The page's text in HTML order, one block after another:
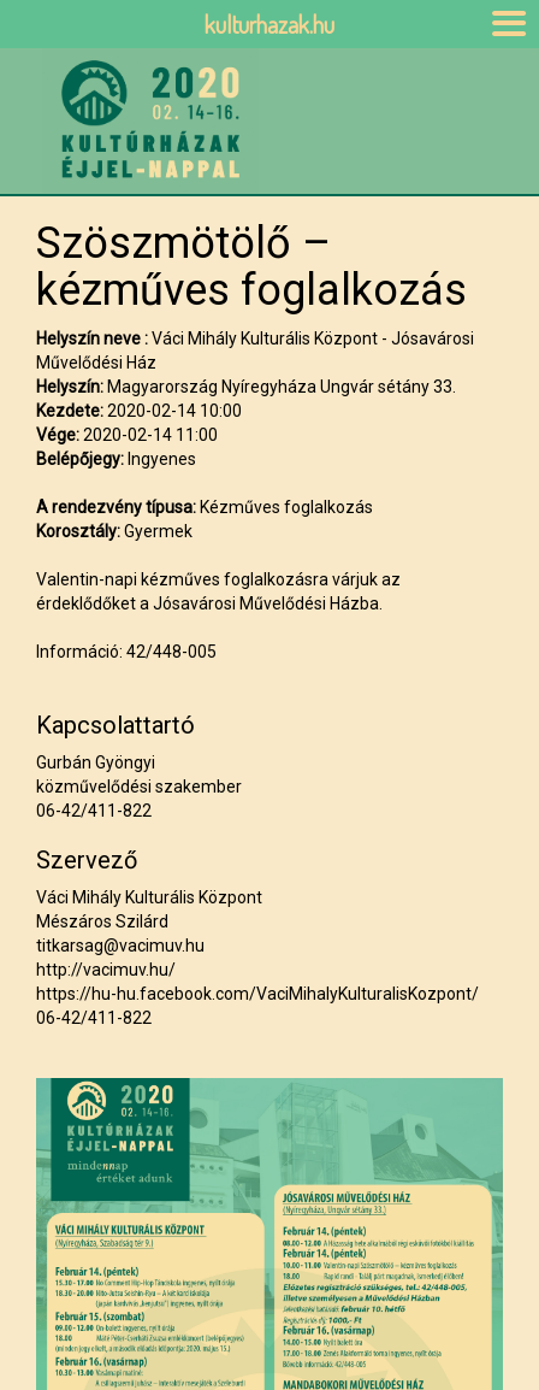
Szöszmötölő –
kézműves foglalkozás
Helyszín neve :Váci Mihály Kulturális Központ - Jósavárosi
Művelődési Ház
Helyszín: Magyarország Nyíregyháza Ungvár sétány 33.
Kezdete:2020-02-14 10:00
Vége:2020-02-14 11:00
Belépőjegy: Ingyenes
A rendezvény típusa: Kézműves foglalkozás
Korosztály:Gyermek
Valentin-napi kézműves foglalkozásra várjuk az
érdeklődőket a Jósavárosi Művelődési Házba.
Információ: 42/448-005
Kapcsolattartó
Gurbán Gyöngyi
közművelődési szakember
06-42/411-822
Szervező
Váci Mihály Kulturális Központ
Mészáros Szilárd
titkarsag@vacimuv.hu
http://vacimuv.hu/
https://hu-hu.facebook.com/VaciMihalyKulturalisKozpont/
06-42/411-822
kulturhazak.hu